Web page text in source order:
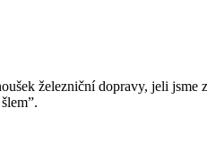
železniční dopravy, jeli jsme